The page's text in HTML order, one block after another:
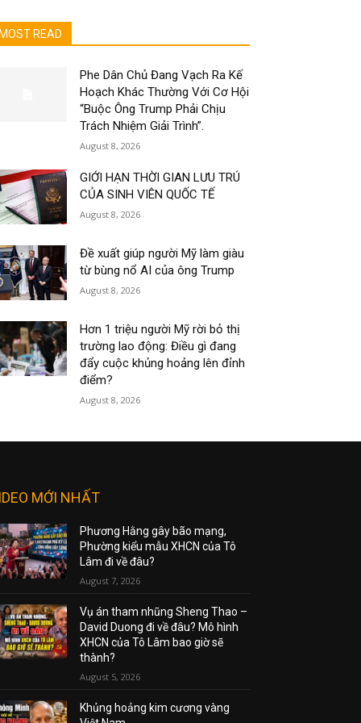
MOST READ
Phe Dân Chủ Đang Vạch Ra Kế
Hoạch Khác Thường Với Cơ Hội
“Buộc Ông Trump Phải Chịu
Trách Nhiệm Giải Trình”.
August 8, 2026
GIỚI HẠN THỜI GIAN LƯU TRÚ
CỦA SINH VIÊN QUỐC TẾ
August 8, 2026
Đề xuất giúp người Mỹ làm giàu
từ bùng nổ AI của ông Trump
August 8, 2026
Hơn 1 triệu người Mỹ rời bỏ thị
trường lao động: Điều gì đang
đẩy cuộc khủng hoảng lên đỉnh
điểm?
August 8, 2026
MỚI NHẤT
Phương Hằng gây bão mạng,
Phường kiểu mẫu XHCN của Tô
Lâm đi về đâu?
August 7, 2026
Vụ án tham nhũng Sheng Thao –
David Duong đi về đâu? Mô hình
XHCN của Tô Lâm bao giờ sẽ
thành?
August 5, 2026
Khủng hoảng kim cương vàng